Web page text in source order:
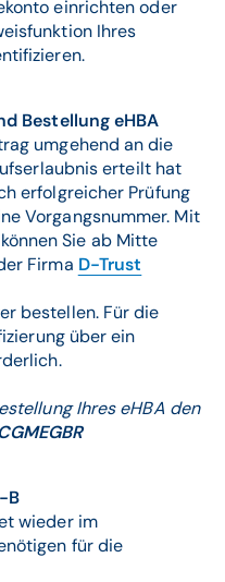
einrichten oder
Ihres
Bestellung eHBA
umgehend an die
erteilt hat
erfolgreicher Prüfung
Vorgangsnummer. Mit
Sie ab Mitte
Firma D-Trust
bestellen. Für die
über ein
Ihres eHBA den
B
wieder im
für die